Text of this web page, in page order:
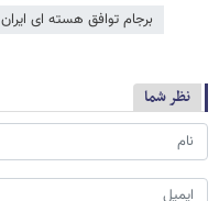
برجام توافق هسته ای ایران
نظر شما